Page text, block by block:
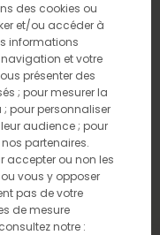
des cookies ou
et/ou accéder à
informations
et votre
présenter des
; pour mesurer la
pour personnaliser
audience ; pour
partenaires.
accepter ou non les
vous y opposer
pas de votre
de mesure
notre :